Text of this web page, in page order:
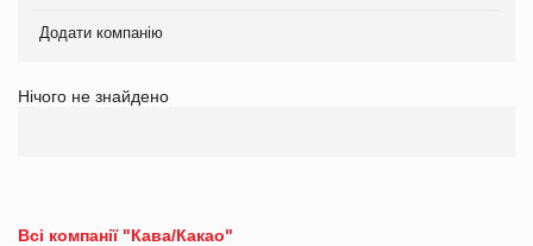
Додати компанію
Нічого не знайдено
Всі компанії "Кава/Какао"